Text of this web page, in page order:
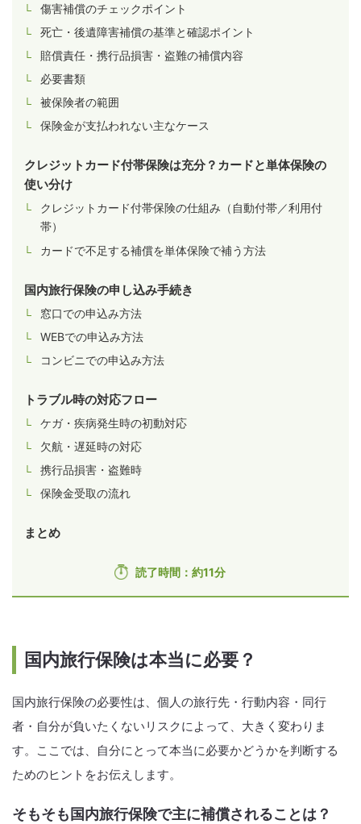
傷害補償のチェックポイント
死亡・後遺障害補償の基準と確認ポイント
賠償責任・携行品損害・盗難の補償内容
必要書類
被保険者の範囲
保険金が支払われない主なケース
クレジットカード付帯保険は充分？カードと単体保険の
使い分け
クレジットカード付帯保険の仕組み（自動付帯／利用付
帯）
カードで不足する補償を単体保険で補う方法
国内旅行保険の申し込み手続き
窓口での申込み方法
WEBでの申込み方法
コンビニでの申込み方法
トラブル時の対応フロー
ケガ・疾病発生時の初動対応
欠航・遅延時の対応
携行品損害・盗難時
保険金受取の流れ
まとめ
読了時間：約11分
国内旅行保険は本当に必要？
国内旅行保険の必要性は、個人の旅行先・行動内容・同行
者・自分が負いたくないリスクによって、大きく変わりま
す。ここでは、自分にとって本当に必要かどうかを判断する
ためのヒントをお伝えします。
そもそも国内旅行保険で主に補償されることは？